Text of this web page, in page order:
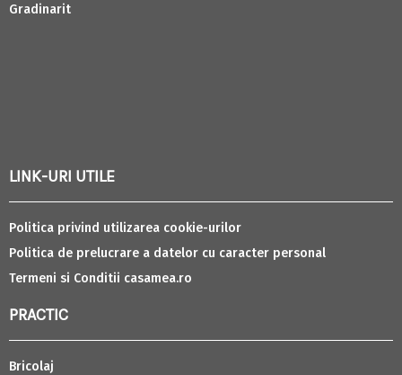
Gradinarit
LINK-URI UTILE
Politica privind utilizarea cookie-urilor
Politica de prelucrare a datelor cu caracter personal
Termeni si Conditii casamea.ro
PRACTIC
Bricolaj